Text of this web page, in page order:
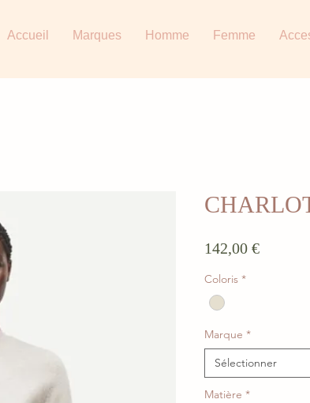
Accueil Marques Homme Femme
142,00 €Prix
Coloris *
Marque *
Sélectionner
Matière *